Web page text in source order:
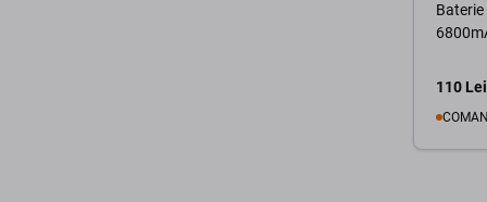
110 Lei